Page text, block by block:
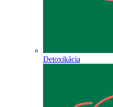
Detoxikácia